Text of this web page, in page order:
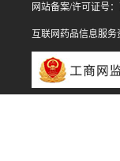
网站备案/许可证号
互联网药品信息服务